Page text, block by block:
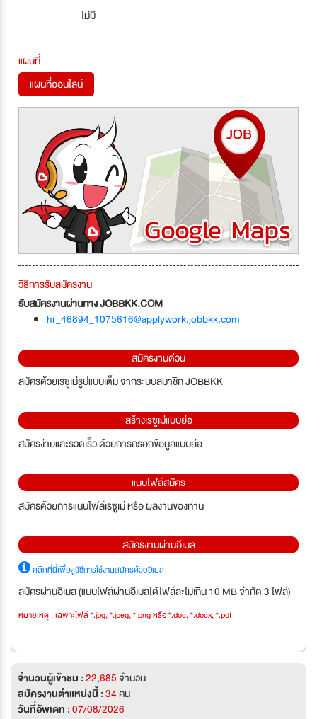
ไม่มี
แผนที่
แผนที่ออนไลน์
วิธีการรับสมัครงาน
รับสมัครงานผ่านทาง JOBBKK.COM
hr_46894_1075616@applywork.jobbkk.com
สมัครงานด่วน
สมัครด้วยเรซูเม่รูปแบบเต็ม จากระบบสมาชิก JOBBKK
สร้างเรซูเม่แบบย่อ
สมัครง่ายและรวดเร็ว ด้วยการกรอกข้อมูลแบบย่อ
แนบไฟล์สมัคร
สมัครด้วยการแนบไฟล์เรซูเม่ หรือ ผลงานของท่าน
สมัครงานผ่านอีเมล
คลิกที่นี่เพื่อดูวิธีการใช้งานสมัครด้วยอีเมล
สมัครผ่านอีเมล (แนบไฟล์ผ่านอีเมลได้ไฟล์ละไม่เกิน 10 MB จำกัด 3 ไฟล์)
หมายเหตุ : เฉพาะไฟล์ *.jpg, *.jpeg, *.png หรือ *.doc, *.docx, *.pdf
จำนวนผู้เข้าชม :22,685จำนวน
สมัครงานตำแหน่งนี้ :34คน
วันที่อัพเดท :07/08/2026